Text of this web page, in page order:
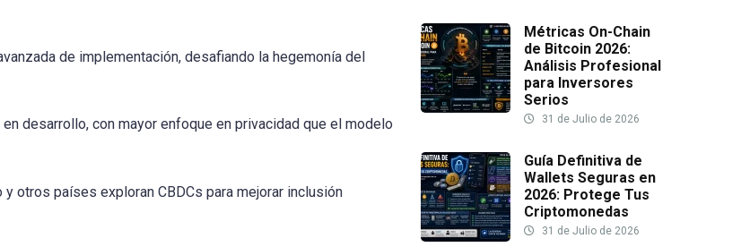
de implementación, desafiando la hegemonía del
desarrollo, con mayor enfoque en privacidad que el modelo
otros países exploran CBDCs para mejorar inclusión
Métricas On-Chain
de Bitcoin 2026:
Análisis Profesional
para Inversores
Serios
31 de Julio de 2026
Guía Definitiva de
Wallets Seguras en
2026: Protege Tus
Criptomonedas
31 de Julio de 2026